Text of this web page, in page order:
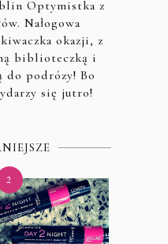
Optymistka z
Nałogowa
okazji, z
biblioteczką i
do podrózy! Bo
się jutro!